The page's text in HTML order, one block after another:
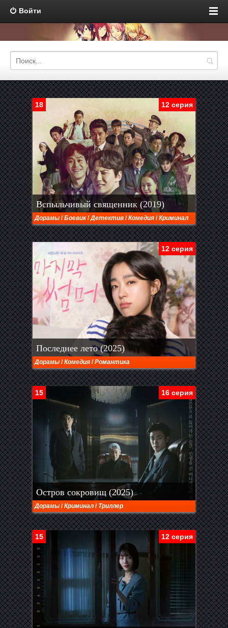
Войти
12 серия
18
Вспыльчивый священник (2019)
Дорамы /Боевик/Детектив /Комедия /Криминал
12 серия
Последнее лето (2025)
Дорамы /Комедия /Романтика
16 серия
15
Остров сокровищ (2025)
Дорамы /Криминал/ Триллер
12 серия
15